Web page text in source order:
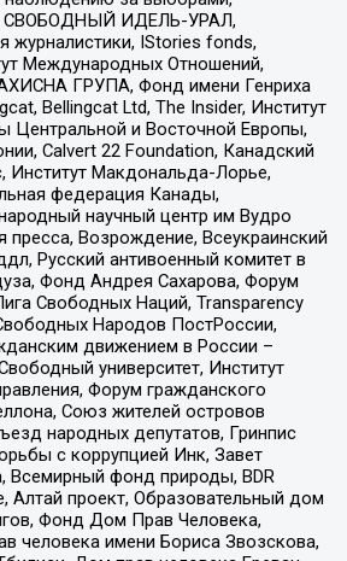
СВОБОДНЫЙ ИДЕЛЬ-УРАЛ,
журналистики, IStories fonds,
Международных Отношений,
ГРУПА, Фонд имени Генриха
Bellingcat Ltd, The Insider, Институт
Центральной и Восточной Европы,
Calvert 22 Foundation, Канадский
Институт Макдональда-Лорье,
федерация Канады,
научный центр им Вудро
пресса, Возрождение, Всеукраинский
Русский антивоенный комитет в
Фонд Андрея Сахарова, Форум
Свободных Наций, Transparеncy
Народов ПостРоссии,
движением в России –
университет, Институт
Форум гражданского
Союз жителей островов
народных депутатов, Гринпис
с коррупцией Инк, Завет
Всемирный фонд природы, BDR
Алтай проект, Образовательный дом
Фонд Дом Прав Человека,
человека имени Бориса Звозскова,